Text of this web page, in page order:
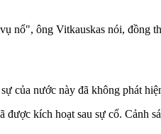
nổ", ông Vitkauskas nói, đồng
của nước này đã không phát
được kích hoạt sau sự cố. Cảnh